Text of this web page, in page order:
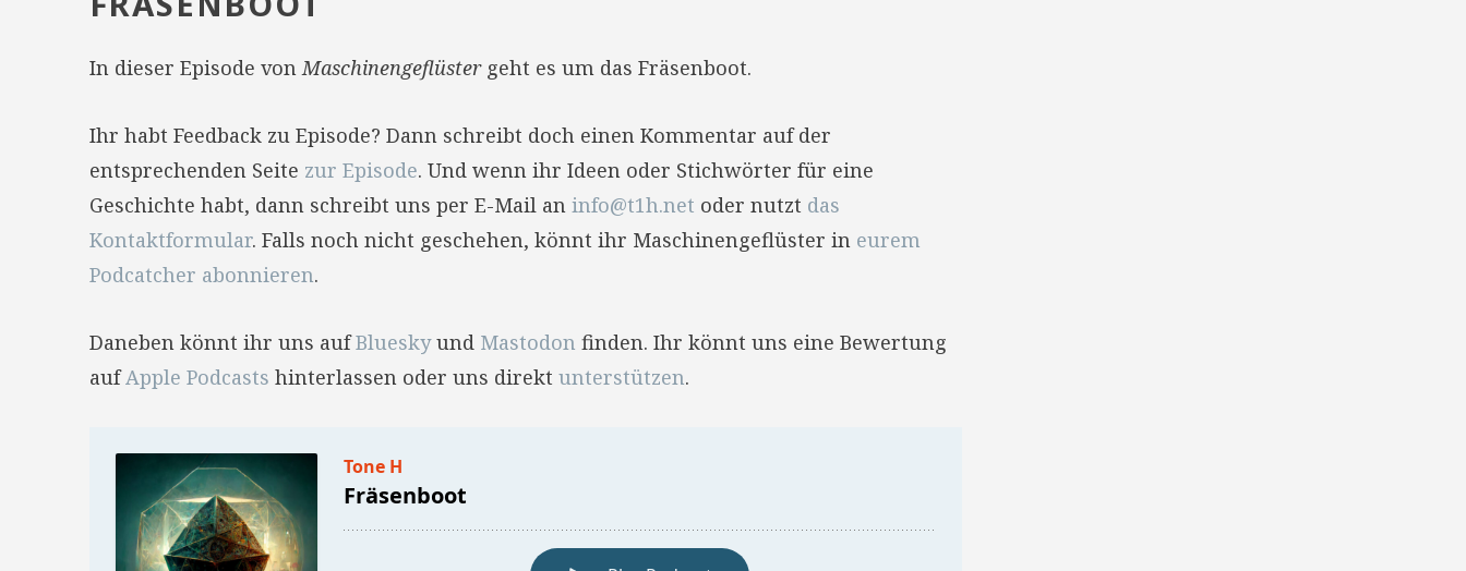
In dieser Episode vonMaschinengeflüstergeht es um das Fräsenboot.
Ihr habt Feedback zu Episode? Dann schreibt doch einen Kommentar auf der
entsprechenden Seite zur Episode. Und wenn ihr Ideen oder Stichwörter für eine
Geschichte habt, dann schreibt uns per E-Mail an info@t1h.net oder nutzt das
Kontaktformular. Falls noch nicht geschehen, könnt ihr Maschinengeflüster in eurem
Podcatcher abonnieren.
Daneben könnt ihr uns aufBlueskyund Mastodon finden. Ihr könnt uns eine Bewertung
aufApple Podcasts hinterlassen oder uns direkt unterstützen.